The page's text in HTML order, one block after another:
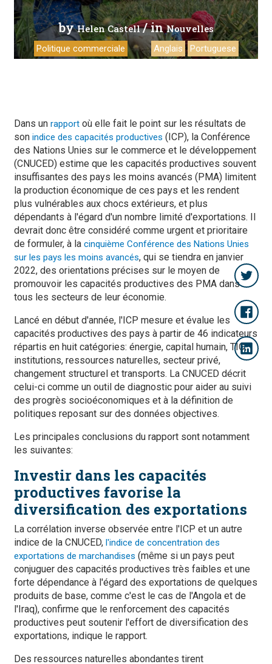
byHelen Castell / inNouvelles
Politique commerciale Anglais Portuguese
Dans un rapport où elle fait le point sur les résultats de
son indice des capacités productives (ICP), la Conférence
des Nations Unies sur le commerce et le développement
(CNUCED) estime que les capacités productives souvent
insuffisantes des pays les moins avancés (PMA) limitent
la production économique de ces pays et les rendent
plus vulnérables aux chocs extérieurs, et plus
dépendants à l'égard d'un nombre limité d'exportations. Il
devrait donc être considéré comme urgent et prioritaire
de formuler, à la cinquième Conférence des Nations Unies
sur les pays les moins avancés, qui se tiendra en janvier
2022, des orientations précises sur le moyen de
promouvoir les capacités productives des PMA dans
tous les secteurs de leur économie.
Lancé en début d'année, l'ICP mesure et évalue les
capacités productives des pays à partir de 46 indicateurs
répartis en huit catégories: énergie, capital humain, TIC,
institutions, ressources naturelles, secteur privé,
changement structurel et transports. La CNUCED décrit
celui-ci comme un outil de diagnostic pour aider au suivi
des progrès socioéconomiques et à la définition de
politiques reposant sur des données objectives.
Les principales conclusions du rapport sont notamment
les suivantes:
Investir dans les capacités
productives favorise la
diversification des exportations
La corrélation inverse observée entre l'ICP et un autre
indice de la CNUCED, l'indice de concentration des
exportations de marchandises (même si un pays peut
conjuguer des capacités productives très faibles et une
forte dépendance à l'égard des exportations de quelques
produits de base, comme c'est le cas de l'Angola et de
l'Iraq), confirme que le renforcement des capacités
productives peut soutenir l'effort de diversification des
exportations, indique le rapport.
Des ressources naturelles abondantes tirent